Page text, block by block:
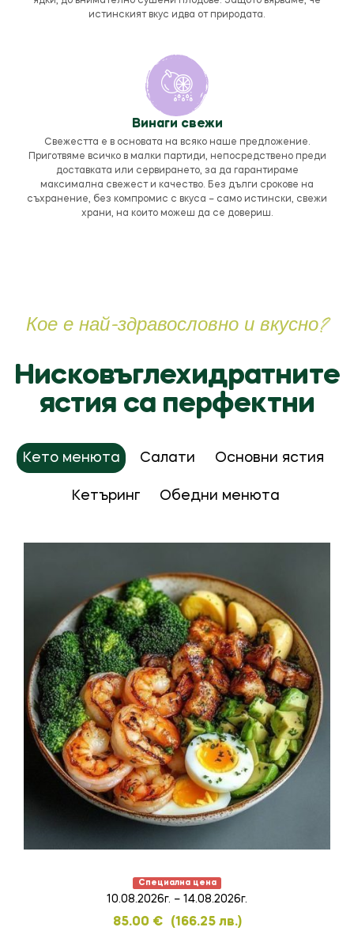
истинският вкус идва от природата.
Винаги свежи
Свежестта е в основата на всяко наше предложение.
Приготвяме всичко в малки партиди, непосредствено преди
доставката или сервирането, за да гарантираме
максимална свежест и качество. Без дълги срокове на
съхранение, без компромис с вкуса – само истински, свежи
храни, на които можеш да се довериш.
Кое е най-здравословно и вкусно?
Нисковъглехидратните
ястия са перфектни
Кето менюта Салати Основни ястия
Кетъринг Обедни менюта
Специална цена
10.08.2026г. – 14.08.2026г.
85.00 € (166.25 лв.)